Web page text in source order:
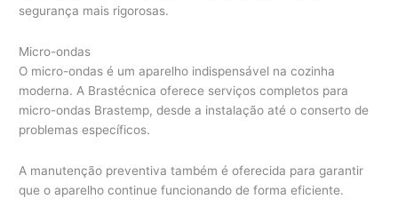
segurança mais rigorosas.
Micro-ondas
O micro-ondas é um aparelho indispensável na cozinha
moderna. A Brastécnica oferece serviços completos para
micro-ondas Brastemp, desde a instalação até o conserto de
problemas específicos.
A manutenção preventiva também é oferecida para garantir
que o aparelho continue funcionando de forma eficiente.